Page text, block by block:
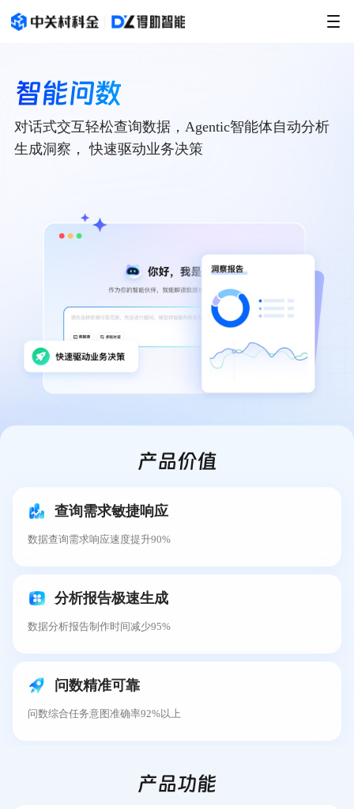
智能问数
对话式交互轻松查询数据，Agentic智能体自动分析
生成洞察， 快速驱动业务决策
产品价值
查询需求敏捷响应
数据查询需求响应速度提升90%
分析报告极速生成
数据分析报告制作时间减少95%
问数精准可靠
问数综合任务意图准确率92%以上
产品功能